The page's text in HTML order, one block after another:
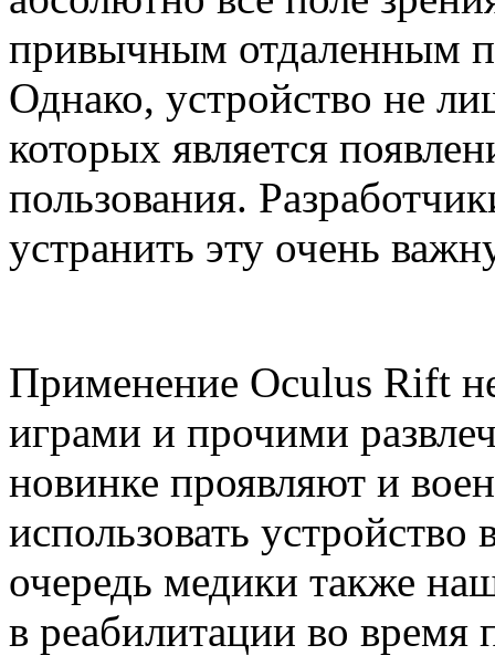
привычным отдаленным
Однако, устройство не
которых является
пользования.
устранить эту очень
Применение Oculus Rift
играми и прочими
новинке проявляют и
использовать
очередь медики также
в реабилитации во время